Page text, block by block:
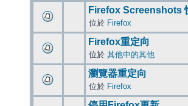
Firefox Screenshots
位於 Firefox
Firefox重定向
位於 其他中的其他
瀏覽器重定向
位於 Firefox